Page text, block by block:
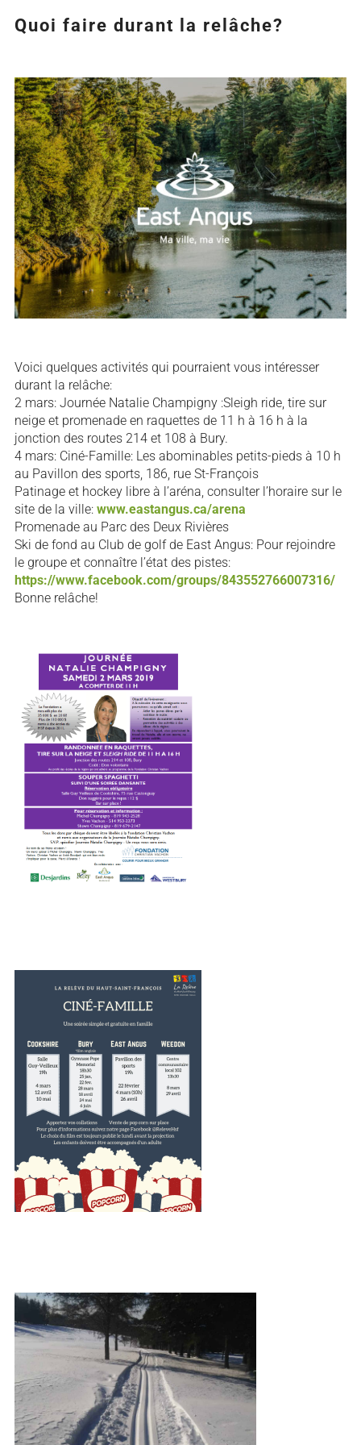
Quoi faire durant la relâche?
Agrandir
l&apos;image
Voici quelques activités qui pourraient vous intéresser
durant la relâche:
2 mars: Journée Natalie Champigny :Sleigh ride, tire sur
neige et promenade en raquettes de 11 h à 16 h à la
jonction des routes 214 et 108 à Bury.
4 mars: Ciné-Famille: Les abominables petits-pieds à 10 h
au Pavillon des sports, 186, rue St-François
Patinage et hockey libre à l’aréna, consulter l’horaire sur le
site de la ville: www.eastangus.ca/arena
Promenade au Parc des Deux Rivières
Ski de fond au Club de golf de East Angus: Pour rejoindre
le groupe et connaître l’état des pistes:
https://www.facebook.com/groups/843552766007316/
Bonne relâche!